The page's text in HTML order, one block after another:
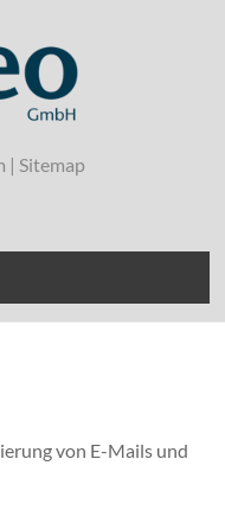
| Sitemap
von E-Mails und